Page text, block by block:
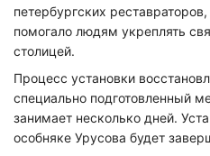
петербургских
помогало людям укреплять
столицей.
Процесс установки
специально подготовленный
занимает несколько дней.
особняке Урусова будет